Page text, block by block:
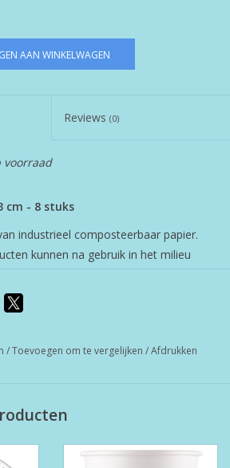
AAN WINKELWAGEN
Reviews (0)
voorraad
cm - 8 stuks
industrieel composteerbaar papier.
kunnen na gebruik in het milieu
/Toevoegen om te vergelijken /Afdrukken